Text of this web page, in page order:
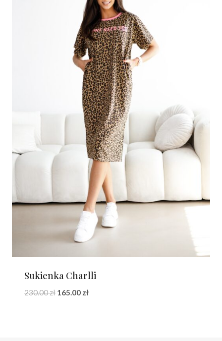
Sukienka Charlli
230.00zł Pierwotna
165.00 złAktualna